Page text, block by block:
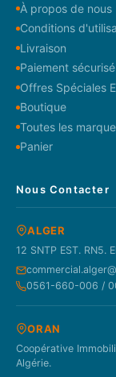
À propos de nous
Conditions
Livraison
Paiement sécurisé
Offres Spéciales
Boutique
Toutes les
Panier
Nous Contacter
ALGER
12 SNTP EST. RN5.
0561-660-006 /
ORAN
Coopérative
Algérie.